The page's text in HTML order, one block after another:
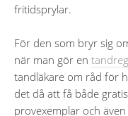
fritidsprylar.
För den som bryr sig
när man gör en
tandläkare om råd för
det då att få både
provexemplar och